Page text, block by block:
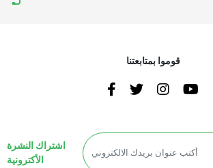
قوموا بمتابعتنا
اشتراك النشرة
الأكترونية